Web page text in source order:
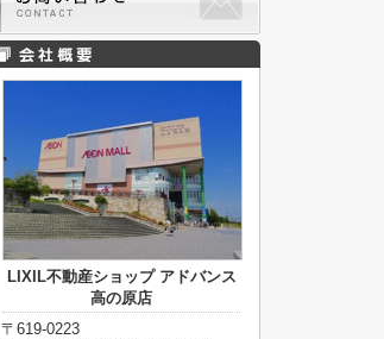
LIXIL不動産ショップ アドバンス
高の原店
〒619-0223